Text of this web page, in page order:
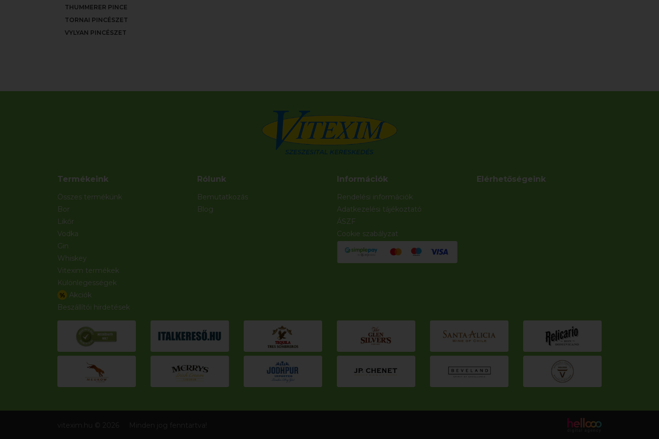
THUMMERER PINCE
TORNAI PINCÉSZET
VYLYAN PINCÉSZET
Termékeink
Összes termékünk
Bor
Likőr
Vodka
Gin
Whiskey
Vitexim termékek
Különlegességek
% Akciók
Beszállítói hirdetések
Rólunk
Bemutatkozás
Blog
Információk
Rendelési információk
Adatkezelési tájékoztató
ÁSZF
Cookie szabályzat
Elérhetőségeink